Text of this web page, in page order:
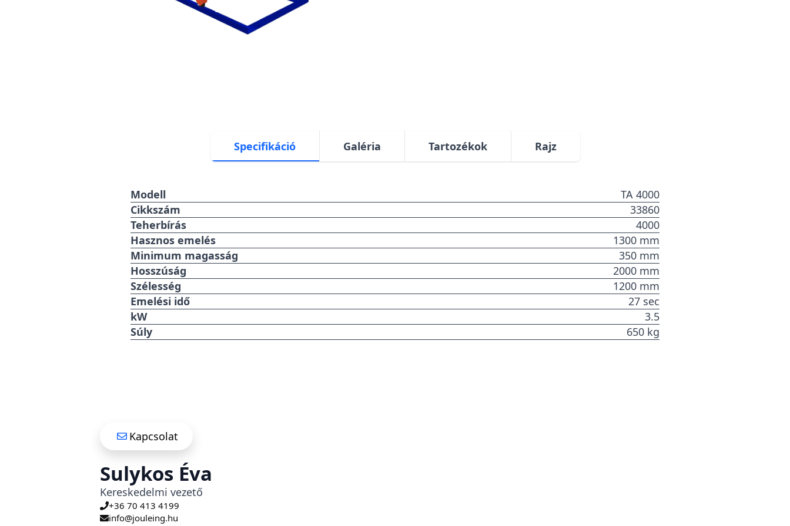
Specifikáció Galéria Tartozékok Rajz
Modell
TA 4000
Cikkszám
33860
Teherbírás
4000
Hasznos emelés
1300 mm
Minimum magasság
350 mm
Hosszúság
2000 mm
Szélesség
1200 mm
Emelési idő
27 sec
kW
3.5
Súly
650 kg
Kapcsolat
Sulykos Éva
Kereskedelmi vezető
+36 70 413 4199
info@jouleing.hu